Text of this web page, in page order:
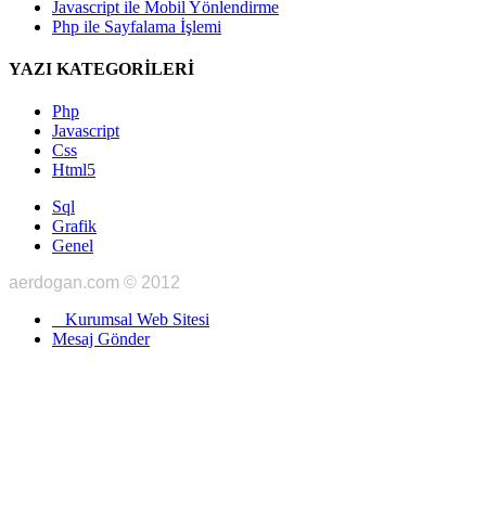
Javascript ile Mobil Yönlendirme
Php ile Sayfalama İşlemi
YAZI KATEGORİLERİ
Php
Javascript
Css
Html5
Sql
Grafik
Genel
aerdogan.com © 2012
Kurumsal Web Sitesi
Mesaj Gönder